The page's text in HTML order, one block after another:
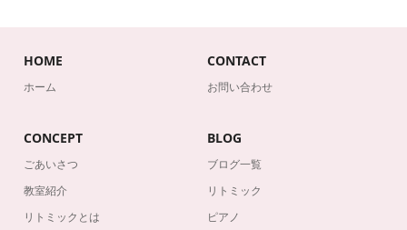
HOME
ホーム
CONTACT
お問い合わせ
CONCEPT
ごあいさつ
教室紹介
リトミックとは
BLOG
ブログ一覧
リトミック
ピアノ